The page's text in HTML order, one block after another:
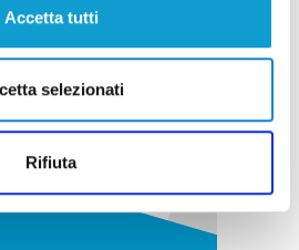
Accetta tutti
selezionati
Rifiuta